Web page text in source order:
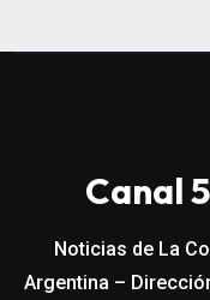
Canal
Noticias de La
Argentina –